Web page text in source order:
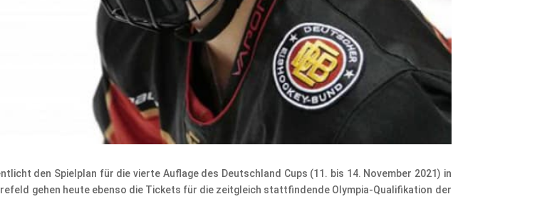
den Spielplan für die vierte Auflage des Deutschland Cups (11. bis 14. November 2021) in
gehen heute ebenso die Tickets für die zeitgleich stattfindende Olympia-Qualifikation der